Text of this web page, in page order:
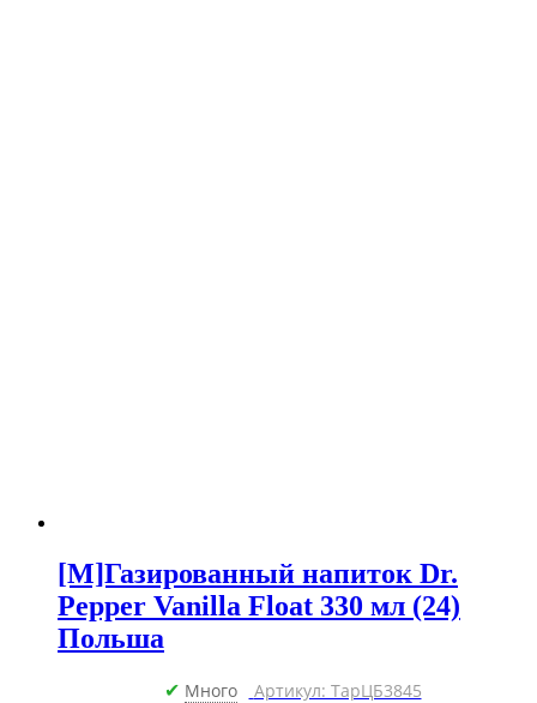
[M]Газированный напиток Dr.
Pepper Vanilla Float 330 мл (24)
Польша
✔ Много Артикул: ТарЦБ3845